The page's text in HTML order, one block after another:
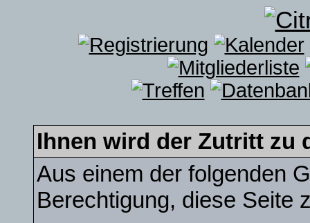
Ihnen wird der Zutritt zu
Aus einem der folgenden
Berechtigung, diese Seite